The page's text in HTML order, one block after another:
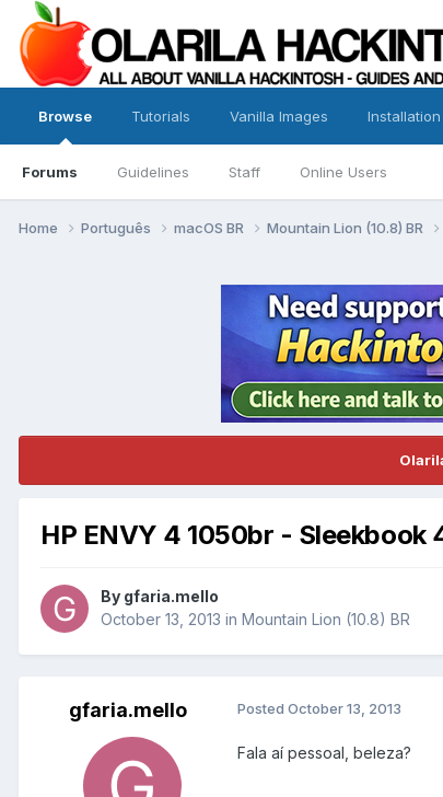
Browse
Forums Guidelines Staff Online Users
Tutorials Vanilla Images
Home Português macOS BR Mountain Lion (10.8) BR
HP ENVY 4 1050br - Sleekbook
By gfaria.mello
October 13, 2013 in Mountain Lion (10.8) BR
gfaria.mello Posted October 13, 2013
Fala aí pessoal, beleza?